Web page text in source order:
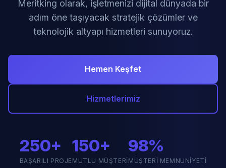
Meritking olarak, işletmenizi dijital dünyada bir
adım öne taşıyacak stratejik çözümler ve
teknolojik altyapı hizmetleri sunuyoruz.
Hemen Keşfet
Hizmetlerimiz
250+
BAŞARILI PROJE
150+
MUTLU MÜŞTERI
98%
MÜŞTERI MEMNUNIYETI